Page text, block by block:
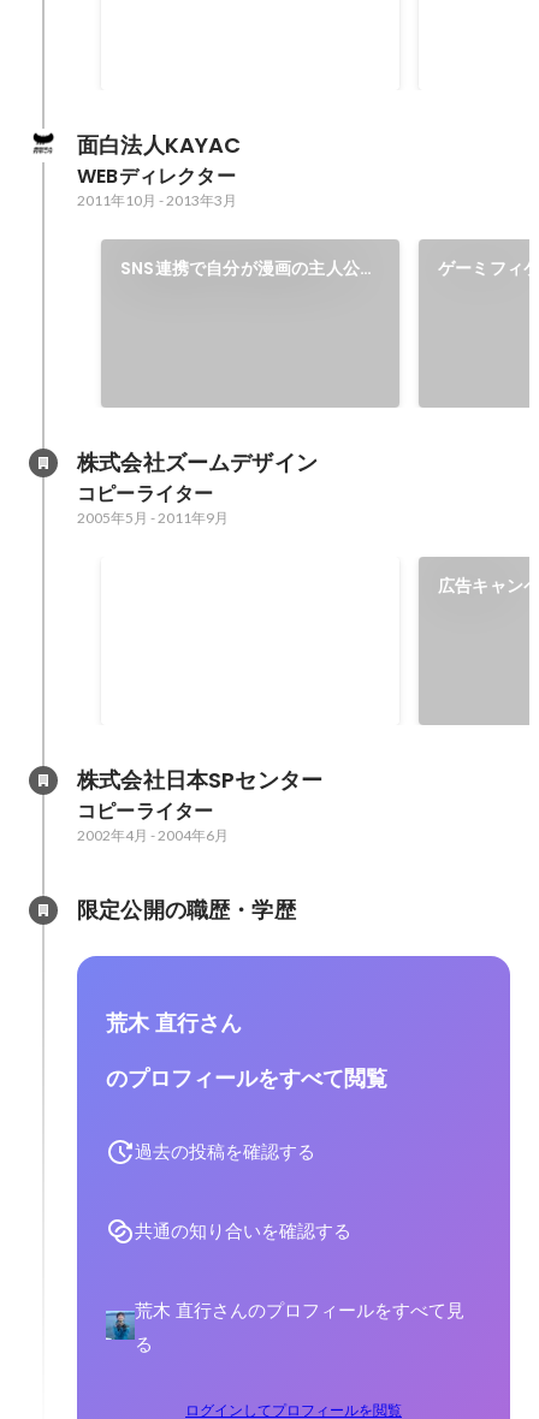
面白法人KAYAC
WEBディレクター
2011年10月 -2013年3月
SNS連携で自分が漫画の主人公に
ゲーミフィ
株式会社ズームデザイン
コピーライター
2005年5月 -2011年9月
広告キャン
株式会社日本SPセンター
コピーライター
2002年4月 -2004年6月
限定公開の職歴・学歴
荒木 直行さん
のプロフィールをすべて閲覧
過去の投稿を確認する
共通の知り合いを確認する
荒木 直行さんのプロフィールをすべて見
る
ログインしてプロフィールを閲覧